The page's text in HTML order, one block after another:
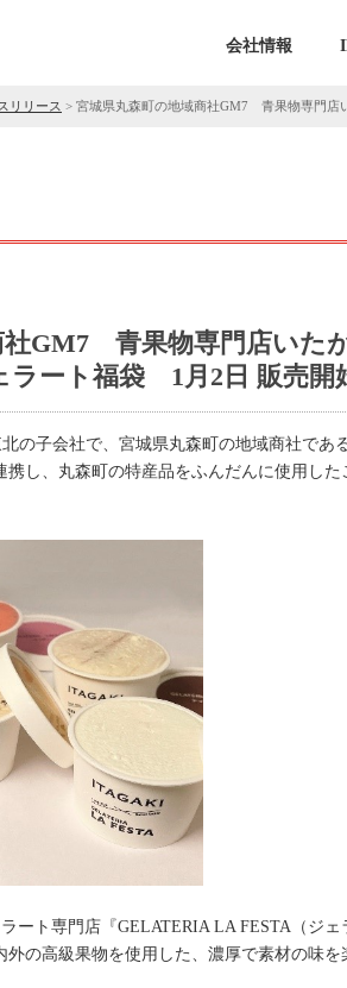
会社情報
リリース > 宮城県丸森町の地域商社GM7 青果物専門店
社GM7 青果物専門店いた
ラート福袋 1月2日 販売開
の子会社で、宮城県丸森町の地域商社であ
し、丸森町の特産品をふんだんに使用し
ート専門店『GELATERIA LA FESTA（ジ
外の高級果物を使用した、濃厚で素材の味